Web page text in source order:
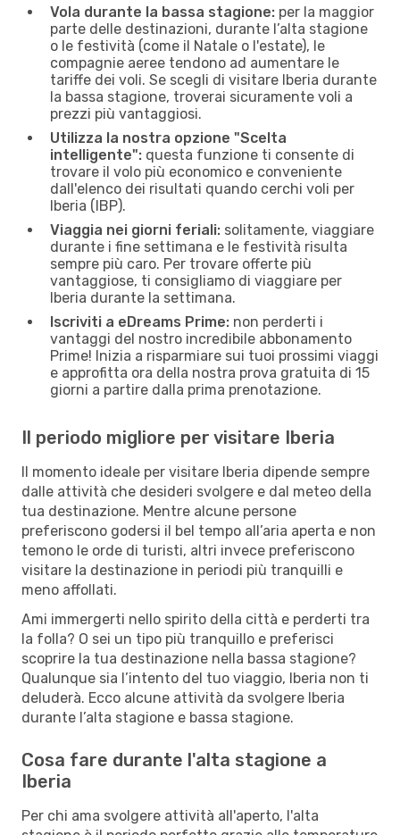
Vola durante la bassa stagione: per la maggior
parte delle destinazioni, durante l’alta stagione
o le festività (come il Natale o l'estate), le
compagnie aeree tendono ad aumentare le
tariffe dei voli. Se scegli di visitare Iberia durante
la bassa stagione, troverai sicuramente voli a
prezzi più vantaggiosi.
Utilizza la nostra opzione "Scelta
intelligente": questa funzione ti consente di
trovare il volo più economico e conveniente
dall'elenco dei risultati quando cerchi voli per
Iberia (IBP).
Viaggia nei giorni feriali: solitamente, viaggiare
durante i fine settimana e le festività risulta
sempre più caro. Per trovare offerte più
vantaggiose, ti consigliamo di viaggiare per
Iberia durante la settimana.
Iscriviti a eDreams Prime: non perderti i
vantaggi del nostro incredibile abbonamento
Prime! Inizia a risparmiare sui tuoi prossimi viaggi
e approfitta ora della nostra prova gratuita di 15
giorni a partire dalla prima prenotazione.
Il periodo migliore per visitare Iberia
Il momento ideale per visitare Iberia dipende sempre
dalle attività che desideri svolgere e dal meteo della
tua destinazione. Mentre alcune persone
preferiscono godersi il bel tempo all’aria aperta e non
temono le orde di turisti, altri invece preferiscono
visitare la destinazione in periodi più tranquilli e
meno affollati.
Ami immergerti nello spirito della città e perderti tra
la folla? O sei un tipo più tranquillo e preferisci
scoprire la tua destinazione nella bassa stagione?
Qualunque sia l’intento del tuo viaggio, Iberia non ti
deluderà. Ecco alcune attività da svolgere Iberia
durante l’alta stagione e bassa stagione.
Cosa fare durante l'alta stagione a
Iberia
Per chi ama svolgere attività all'aperto, l'alta